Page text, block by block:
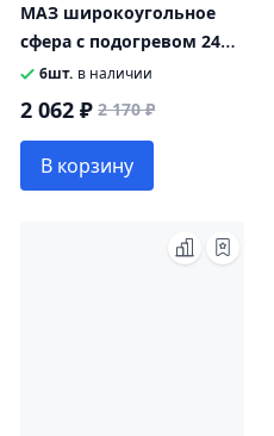
МАЗ широкоугольное
сфера с подогревом 24V
250х180 АО МАЗ-БЕЛОГ
6шт. в наличии
2 062 ₽ 2 170 ₽
В корзину